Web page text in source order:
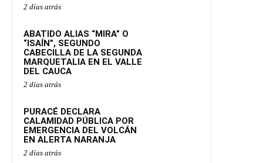
2 días atrás
ABATIDO ALIAS “MIRA” O
“ISAÍN”, SEGUNDO
CABECILLA DE LA SEGUNDA
MARQUETALIA EN EL VALLE
DEL CAUCA
2 días atrás
PURACÉ DECLARA
CALAMIDAD PÚBLICA POR
EMERGENCIA DEL VOLCÁN
EN ALERTA NARANJA
2 días atrás